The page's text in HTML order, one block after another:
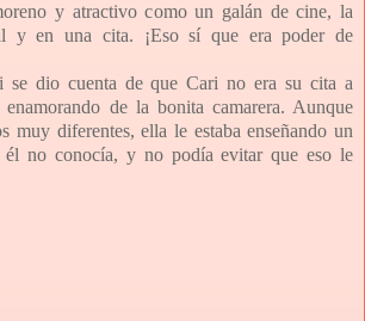
y atractivo como un galán de cine, la
y en una cita. ¡Eso sí que era poder de
se dio cuenta de que Cari no era su cita a
enamorando de la bonita camarera. Aunque
muy diferentes, ella le estaba enseñando un
no conocía, y no podía evitar que eso le